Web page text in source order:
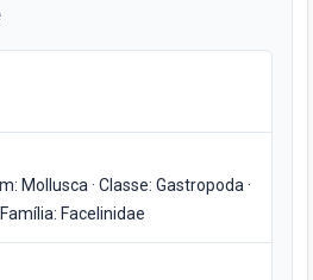
Mollusca · Classe: Gastropoda ·
Facelinidae